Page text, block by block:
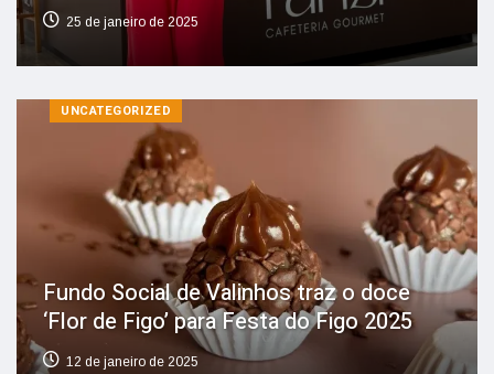
25 de janeiro de 2025
UNCATEGORIZED
Fundo Social de Valinhos traz o doce
‘Flor de Figo’ para Festa do Figo 2025
12 de janeiro de 2025